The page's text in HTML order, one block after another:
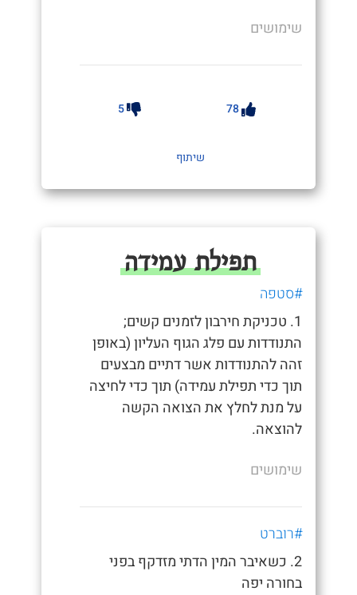
שימושים
78
5
שיתוף
תפילת עמידה
#סטפה
1. טכניקת חירבון לזמנים קשים;
התנודדות עם פלג הגוף העליון (באופן
זהה להתנודדות אשר דתיים מבצעים
תוך כדי תפילת עמידה) תוך כדי לחיצה
על מנת לחלץ את הצואה הקשה
להוצאה.
שימושים
#רוברט
2. כשאיבר המין הדתי מזדקף בפני
בחורה יפה